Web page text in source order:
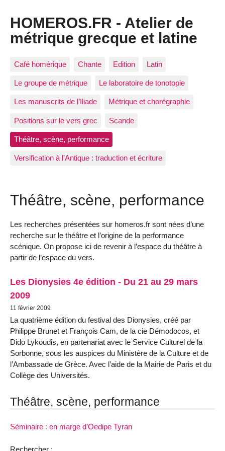
HOMEROS.FR - Atelier de
métrique grecque et latine
Café homérique Chante Edition Latin
Le groupe de métrique Le laboratoire de tonotopie
Les manuscrits de l’Iliade Métrique et chorégraphie
Positions sur le vers grec Scande
Théâtre, scène, performance
Versification à l’Antique : traduction et écriture
Théâtre, scène, performance
Les recherches présentées sur homeros.fr sont nées d’une
recherche sur le théâtre et l’origine de la performance
scénique. On propose ici de revenir à l’espace du théâtre à
partir de l’espace du vers.
Les Dionysies 4e édition - Du 21 au 29 mars
2009
11 février 2009
La quatrième édition du festival des Dionysies, créé par
Philippe Brunet et François Cam, de la cie Démodocos, et
Dido Lykoudis, en partenariat avec le Service Culturel de la
Sorbonne, sous les auspices du Ministère de la Culture et de
l’Ambassade de Grèce. Avec l’aide de la Mairie de Paris et du
Collège des Universités.
Théâtre, scène, performance
Séminaire : en marge d’Oedipe Tyran
Rechercher :